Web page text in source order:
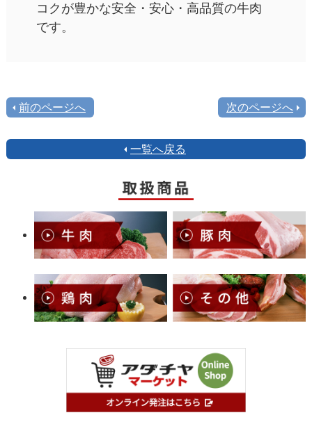
コクが豊かな安全・安心・高品質の牛肉
です。
前のページへ 次のページへ
一覧へ戻る